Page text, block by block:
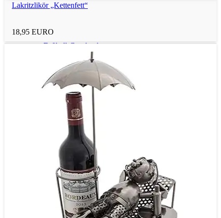
Fußball-Geschenke
Holz-Geschenke
Metall-Geschenke
Süßigkeiten-Geschenke
Schokoladen-Geschenke
Vegane Geschenke
Lakritzlikör „Kettenfett“
18,95 EURO